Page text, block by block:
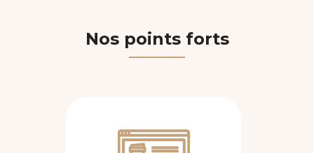
Nos points forts